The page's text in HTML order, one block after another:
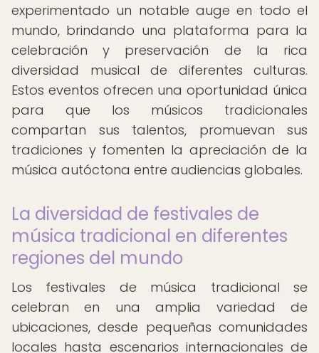
experimentado un notable auge en todo el
mundo, brindando una plataforma para la
celebración y preservación de la rica
diversidad musical de diferentes culturas.
Estos eventos ofrecen una oportunidad única
para que los músicos tradicionales
compartan sus talentos, promuevan sus
tradiciones y fomenten la apreciación de la
música autóctona entre audiencias globales.
La diversidad de festivales de
música tradicional en diferentes
regiones del mundo
Los festivales de música tradicional se
celebran en una amplia variedad de
ubicaciones, desde pequeñas comunidades
locales hasta escenarios internacionales de